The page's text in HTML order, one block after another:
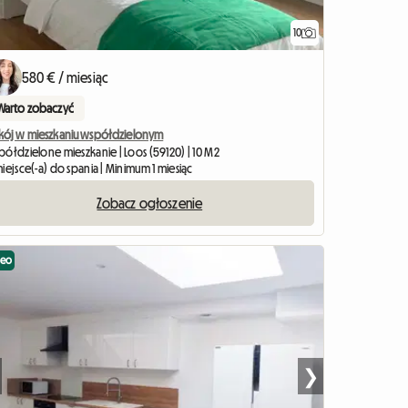
10
580 € / miesiąc
zobaczyć
w mieszkaniu współdzielonym
mieszkanie | Loos (59120) | 10 M2
a) do spania | Minimum 1 miesiąc
Zobacz ogłoszenie
❯